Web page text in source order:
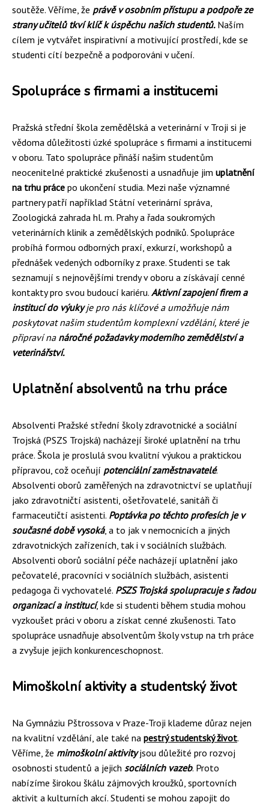
soutěže. Věříme, že právě v osobním přístupu a podpoře ze
strany učitelů tkví klíč k úspěchu našich studentů.Naším
cílem je vytvářet inspirativní a motivující prostředí, kde se
studenti cítí bezpečně a podporováni v učení.
Spolupráce s firmami a institucemi
Pražská střední škola zemědělská a veterinární v Troji si je
vědoma důležitosti úzké spolupráce s firmami a institucemi
v oboru. Tato spolupráce přináší našim studentům
neocenitelné praktické zkušenosti a usnadňuje jim uplatnění
na trhu práce po ukončení studia. Mezi naše významné
partnery patří například Státní veterinární správa,
Zoologická zahrada hl. m. Prahy a řada soukromých
veterinárních klinik a zemědělských podniků. Spolupráce
probíhá formou odborných praxí, exkurzí, workshopů a
přednášek vedených odborníky z praxe. Studenti se tak
seznamují s nejnovějšími trendy v oboru a získávají cenné
kontakty pro svou budoucí kariéru. Aktivní zapojení firem a
institucí do výukyje pro nás klíčové a umožňuje nám
poskytovat našim studentům komplexní vzdělání, které je
připraví na náročné požadavky moderního zemědělství a
veterinářství.
Uplatnění absolventů na trhu práce
Absolventi Pražské střední školy zdravotnické a sociální
Trojská (PSZS Trojská) nacházejí široké uplatnění na trhu
práce. Škola je proslulá svou kvalitní výukou a praktickou
přípravou, což oceňují potenciální zaměstnavatelé.
Absolventi oborů zaměřených na zdravotnictví se uplatňují
jako zdravotničtí asistenti, ošetřovatelé, sanitáři či
farmaceutičtí asistenti. Poptávka po těchto profesích je v
současné době vysoká, a to jak v nemocnicích a jiných
zdravotnických zařízeních, tak i v sociálních službách.
Absolventi oborů sociální péče nacházejí uplatnění jako
pečovatelé, pracovníci v sociálních službách, asistenti
pedagoga či vychovatelé. PSZS Trojská spolupracuje s řadou
organizací a institucí, kde si studenti během studia mohou
vyzkoušet práci v oboru a získat cenné zkušenosti. Tato
spolupráce usnadňuje absolventům školy vstup na trh práce
a zvyšuje jejich konkurenceschopnost.
Mimoškolní aktivity a studentský život
Na Gymnáziu Pštrossova v Praze-Troji klademe důraz nejen
na kvalitní vzdělání, ale také na pestrý studentský život.
Věříme, že mimoškolní aktivityjsou důležité pro rozvoj
osobnosti studentů a jejich sociálních vazeb. Proto
nabízíme širokou škálu zájmových kroužků, sportovních
aktivit a kulturních akcí. Studenti se mohou zapojit do